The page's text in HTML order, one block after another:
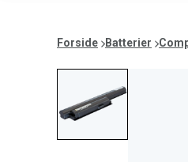
Forside Batterier